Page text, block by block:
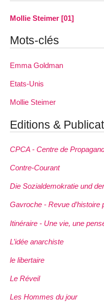
Mollie Steimer [01]
Mots-clés
Emma Goldman
Etats-Unis
Mollie Steimer
Editions &
CPCA - Centre de
Contre-Courant
Die Sozialdemokratie und
Gavroche - Revue d’histoire
Itinéraire - Une vie, une
L’idée anarchiste
le libertaire
Le Réveil
Les Hommes du jour